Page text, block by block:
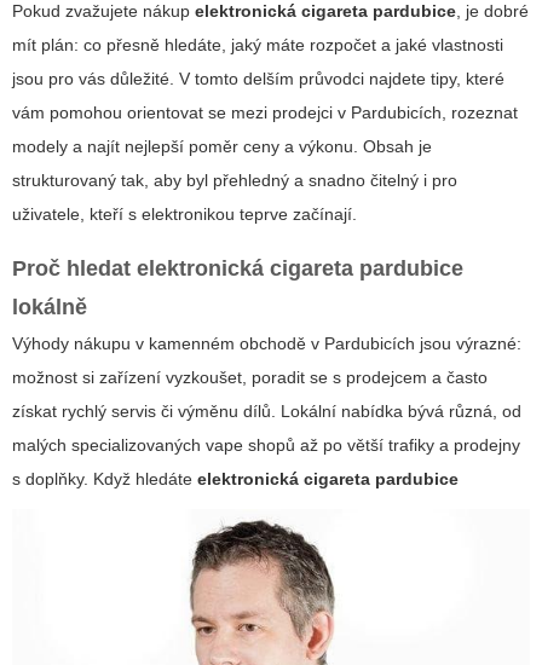
Pokud zvažujete nákup elektronická cigareta pardubice, je dobré
mít plán: co přesně hledáte, jaký máte rozpočet a jaké vlastnosti
jsou pro vás důležité. V tomto delším průvodci najdete tipy, které
vám pomohou orientovat se mezi prodejci v Pardubicích, rozeznat
modely a najít nejlepší poměr ceny a výkonu. Obsah je
strukturovaný tak, aby byl přehledný a snadno čitelný i pro
uživatele, kteří s elektronikou teprve začínají.
Proč hledat elektronická cigareta pardubice
lokálně
Výhody nákupu v kamenném obchodě v Pardubicích jsou výrazné:
možnost si zařízení vyzkoušet, poradit se s prodejcem a často
získat rychlý servis či výměnu dílů. Lokální nabídka bývá různá, od
malých specializovaných vape shopů až po větší trafiky a prodejny
s doplňky. Když hledáte elektronická cigareta pardubice